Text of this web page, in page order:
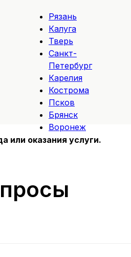
или оказания услуги.
Рязань
Калуга
Тверь
Санкт-
Петербург
Карелия
Кострома
Псков
Брянск
Воронеж